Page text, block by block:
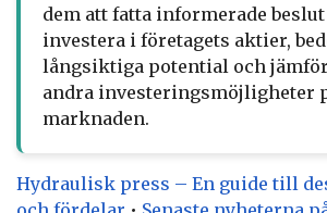
dem att fatta informerade
investera i företagets aktier,
långsiktiga potential och
andra investeringsmöjligheter
marknaden.
Hydraulisk press – En guide till